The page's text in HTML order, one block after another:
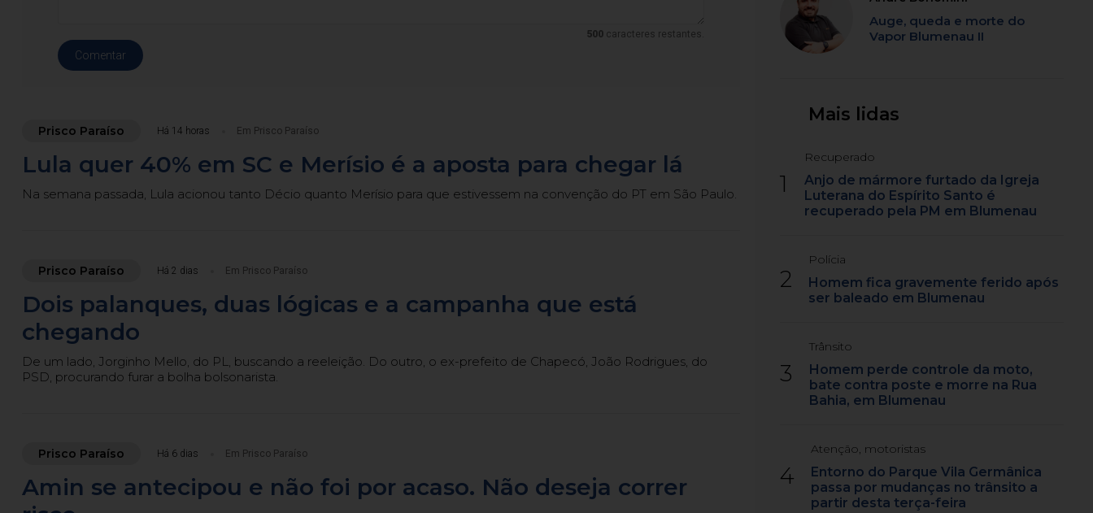
500caracteres restantes.
Comentar
Prisco Paraíso Há 14 horas Em Prisco Paraíso
Lula quer 40% em SC e Merísio é a aposta para chegar lá
Na semana passada, Lula acionou tanto Décio quanto Merísio para que estivessem na convenção do PT em São Paulo.
Prisco Paraíso Há 2 dias Em Prisco Paraíso
Dois palanques, duas lógicas e a campanha que está
chegando
De um lado, Jorginho Mello, do PL, buscando a reeleição. Do outro, o ex-prefeito de Chapecó, João Rodrigues, do
PSD, procurando furar a bolha bolsonarista.
Prisco Paraíso Há 6 dias Em Prisco Paraíso
Amin se antecipou e não foi por acaso. Não deseja correr
Auge, queda e morte do
Vapor Blumenau II
Mais lidas
1
Recuperado
Anjo de mármore furtado da Igreja
Luterana do Espírito Santo é
recuperado pela PM em Blumenau
2
Polícia
Homem fica gravemente ferido após
ser baleado em Blumenau
3
Trânsito
Homem perde controle da moto,
bate contra poste e morre na Rua
Bahia, em Blumenau
4
Atenção, motoristas
Entorno do Parque Vila Germânica
passa por mudanças no trânsito a
partir desta terça-feira